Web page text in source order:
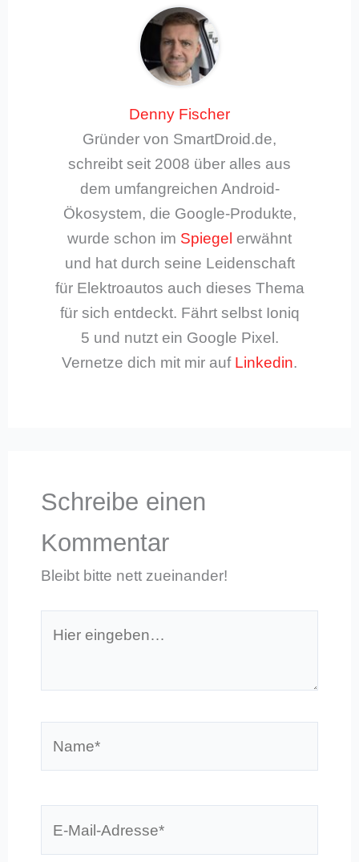
Denny Fischer
Gründer von SmartDroid.de,
schreibt seit 2008 über alles aus
dem umfangreichen Android-
Ökosystem, die Google-Produkte,
wurde schon im Spiegel erwähnt
und hat durch seine Leidenschaft
für Elektroautos auch dieses Thema
für sich entdeckt. Fährt selbst Ioniq
5 und nutzt ein Google Pixel.
Vernetze dich mit mir auf Linkedin.
Schreibe einen
Kommentar
Bleibt bitte nett zueinander!
eingeben…